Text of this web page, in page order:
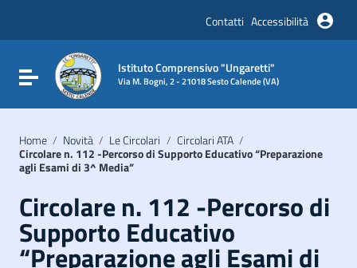
Vai al footer
Contatti Accessibilità
Attiva / disattiva la navigazione
Istituto Comprensivo "Ungaretti"
Via M. Bogni, 2 - 21018 Sesto Calende (VA)
Home / Novità / Le Circolari / Circolari ATA /
Circolare n. 112 -Percorso di Supporto Educativo “Preparazione
agli Esami di 3^ Media”
Circolare n. 112 -Percorso di
Supporto Educativo
“Preparazione agli Esami di